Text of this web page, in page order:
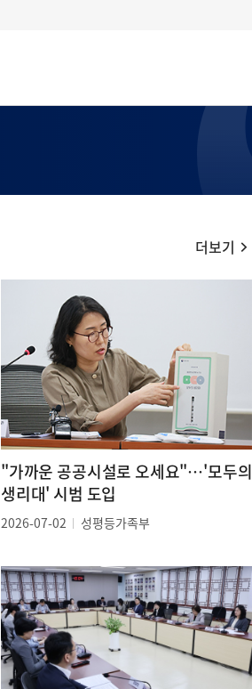
"가까운 공공시설로 오세요"…'모두의
생리대' 시범 도입
2026-07-02 성평등가족부
정
더보기